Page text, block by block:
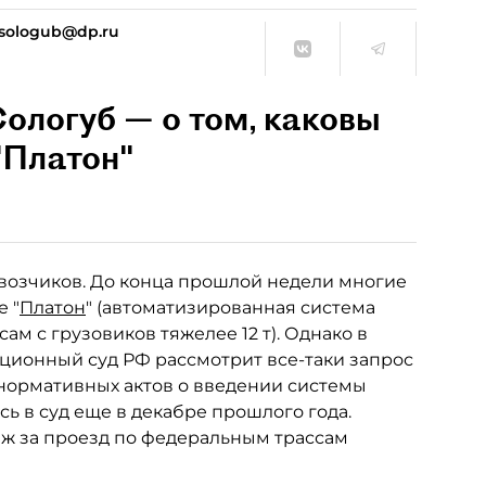
— о том, каковы
До конца прошлой недели многие
"Платон" (автоматизированная система
с грузовиков тяжелее 12 т). Однако в
суд РФ рассмотрит все-таки запрос
актов о введении системы
в суд еще в декабре прошлого года.
за проезд по федеральным трассам